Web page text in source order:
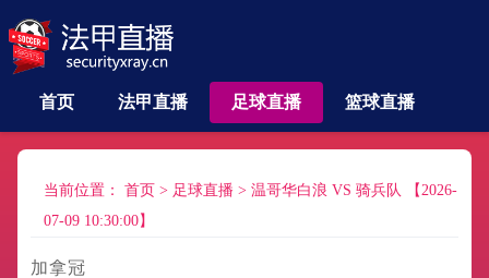
首页 法甲直播 足球直播 篮球直播
当前位置： 首页 > 足球直播 > 温哥华白浪 VS 骑兵队 【2026-
07-09 10:30:00】
加拿冠